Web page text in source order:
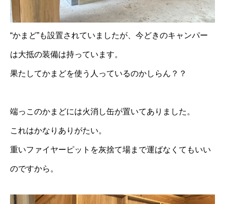
“かまど”も設置されていましたが、今どきのキャンパー
は大抵の装備は持っています。
果たしてかまどを使う人っているのかしらん？？
端っこのかまどには火消し缶が置いてありました。
これはかなりありがたい。
重いファイヤーピットを灰捨て場まで運ばなくてもいい
のですから。